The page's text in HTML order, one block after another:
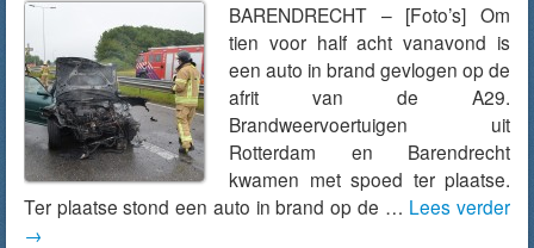
BARENDRECHT – [Foto’s] Om
tien voor half acht vanavond is
een auto in brand gevlogen op de
afrit van de A29.
Brandweervoertuigen uit
Rotterdam en Barendrecht
kwamen met spoed ter plaatse.
Ter plaatse stond een auto in brand op de … Lees verder
→